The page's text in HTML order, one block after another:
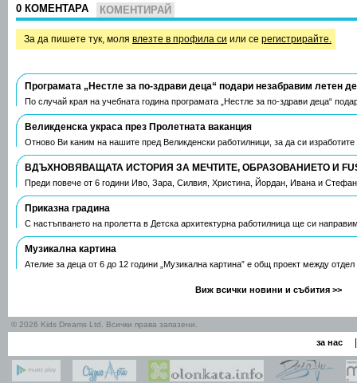
0 КОМЕНТАРА КОМЕНТИРАЙ
За да пишете тук, моля влезте в профила си или се регистрирайте.
Програмата „Нестле за по-здрави деца“ подари незабравим летен
По случай края на учебната година програмата „Нестле за по-здрави деца“
Великденска украса през Пролетната ваканция
Отново Ви каним на нашите пред Великденски работилници, за да си
ВДЪХНОВЯВАЩАТА ИСТОРИЯ ЗА МЕЧТИТЕ, ОБРАЗОВАНИЕТО И
Преди повече от 6 години Иво, Зара, Силвия, Христина, Йордан, Ивана и
Приказна градина
С настъпването на пролетта в Детска архитектурна работилница ще си
Музикална картина
Ателие за деца от 6 до 12 години „Музикална картина” е общ проект между отдел
Виж всички новини и събития >>
© 2026 Kids Dreams Ltd. Всички права запазени.
за нас |